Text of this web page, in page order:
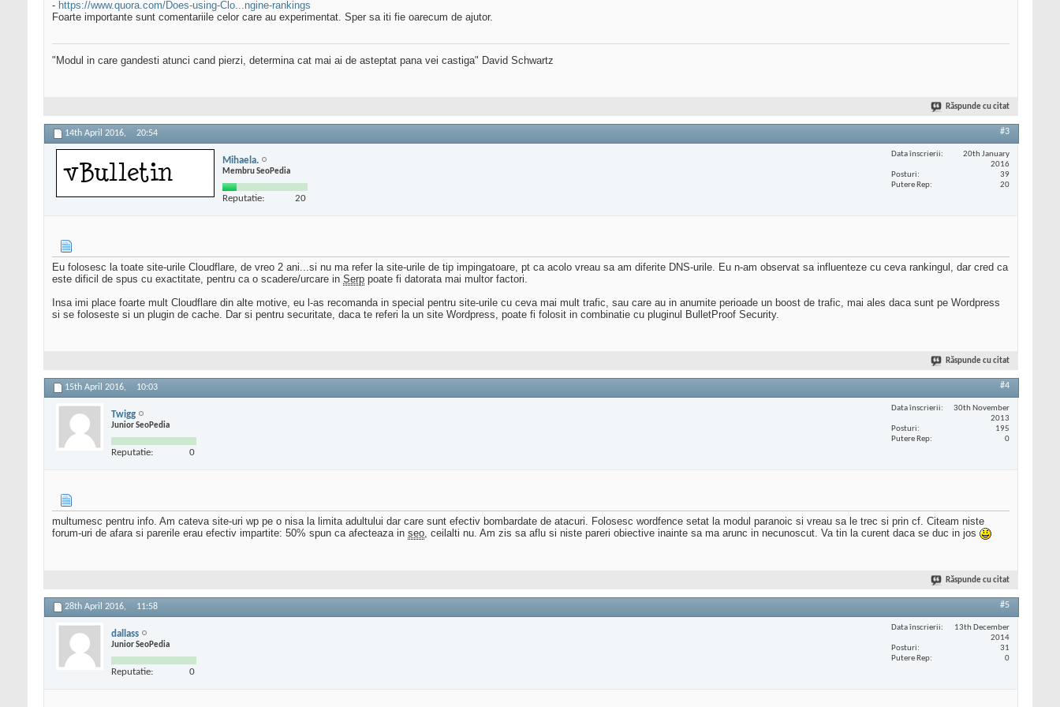
- https://www.quora.com/Does-using-Clo...ngine-rankings
Foarte importante sunt comentariile celor care au experimentat. Sper sa iti fie oarecum de ajutor.
"Modul in care gandesti atunci cand pierzi, determina cat mai ai de asteptat pana vei castiga" David Schwartz
Răspunde cu citat
14th April 2016, 20:54 #3
Mihaela.
Membru SeoPedia
Reputatie: 20
Data înscrierii
20th January
2016
Posturi
39
Putere Rep
20
Eu folosesc la toate site-urile Cloudflare, de vreo 2 ani...si nu ma refer la site-urile de tip impingatoare, pt ca acolo vreau sa am diferite DNS-urile. Eu n-am observat sa influenteze cu ceva rankingul, dar cred ca
este dificil de spus cu exactitate, pentru ca o scadere/urcare in Serp poate fi datorata mai multor factori.
Insa imi place foarte mult Cloudflare din alte motive, eu l-as recomanda in special pentru site-urile cu ceva mai mult trafic, sau care au in anumite perioade un boost de trafic, mai ales daca sunt pe Wordpress
si se foloseste si un plugin de cache. Dar si pentru securitate, daca te referi la un site Wordpress, poate fi folosit in combinatie cu pluginul BulletProof Security.
Răspunde cu citat
15th April 2016, 10:03 #4
Twigg
Junior SeoPedia
Reputatie: 0
Data înscrierii
30th November
2013
Posturi
195
Putere Rep
0
multumesc pentru info. Am cateva site-uri wp pe o nisa la limita adultului dar care sunt efectiv bombardate de atacuri. Folosesc wordfence setat la modul paranoic si vreau sa le trec si prin cf. Citeam niste
forum-uri de afara si parerile erau efectiv impartite: 50% spun ca afecteaza in seo, ceilalti nu. Am zis sa aflu si niste pareri obiective inainte sa ma arunc in necunoscut. Va tin la curent daca se duc in jos
Răspunde cu citat
28th April 2016, 11:58 #5
dallass
Junior SeoPedia
Reputatie: 0
Data înscrierii
13th December
2014
Posturi
31
Putere Rep
0